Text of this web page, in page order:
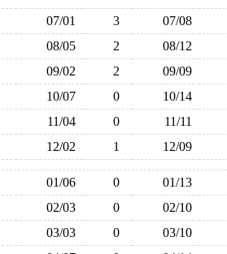
07/01 3
07/08
08/05 2
08/12
09/02 2
09/09
10/07 0
10/14
11/04 0
11/11
12/02 1 12/09
01/06 0
01/13
02/03 0
02/10
03/03 0
03/10